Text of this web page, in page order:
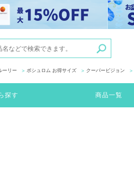
ーリー ボシュロム お得サイズ クーパービジョン
探す 商品一覧